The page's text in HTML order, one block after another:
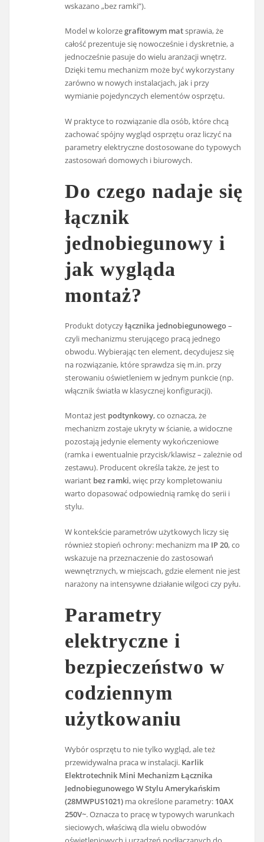
wskazano „bez ramki”).
Model w kolorzegrafitowym matsprawia, że
całość prezentuje się nowocześnie i dyskretnie, a
jednocześnie pasuje do wielu aranżacji wnętrz.
Dzięki temu mechanizm może być wykorzystany
zarówno w nowych instalacjach, jak i przy
wymianie pojedynczych elementów osprzętu.
W praktyce to rozwiązanie dla osób, które chcą
zachować spójny wygląd osprzętu oraz liczyć na
parametry elektryczne dostosowane do typowych
zastosowań domowych i biurowych.
Do czego nadaje się
łącznik
jednobiegunowy i
jak wygląda
montaż?
Produkt dotyczyłącznika jednobiegunowego–
czyli mechanizmu sterującego pracą jednego
obwodu. Wybierając ten element, decydujesz się
na rozwiązanie, które sprawdza się m.in. przy
sterowaniu oświetleniem w jednym punkcie (np.
włącznik światła w klasycznej konfiguracji).
Montaż jest podtynkowy, co oznacza, że
mechanizm zostaje ukryty w ścianie, a widoczne
pozostają jedynie elementy wykończeniowe
(ramka i ewentualnie przycisk/klawisz – zależnie od
zestawu). Producent określa także, że jest to
wariant bez ramki, więc przy kompletowaniu
warto dopasować odpowiednią ramkę do serii i
stylu.
W kontekście parametrów użytkowych liczy się
również stopień ochrony: mechanizm ma IP 20, co
wskazuje na przeznaczenie do zastosowań
wewnętrznych, w miejscach, gdzie element nie jest
narażony na intensywne działanie wilgoci czy pyłu.
Parametry
elektryczne i
bezpieczeństwo w
codziennym
użytkowaniu
Wybór osprzętu to nie tylko wygląd, ale też
przewidywalna praca w instalacji. Karlik
Elektrotechnik Mini Mechanizm Łącznika
Jednobiegunowego W Stylu Amerykańskim
(28MWPUS1021) ma określone parametry: 10AX
250V~. Oznacza to pracę w typowych warunkach
sieciowych, właściwą dla wielu obwodów